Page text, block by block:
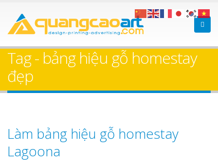
Tag - bảng hiệu gỗ homestay
đẹp
Làm bảng hiệu gỗ homestay
Lagoona